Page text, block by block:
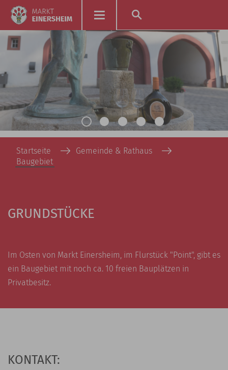
Startseite
Gemeinde & Rathaus
Baugebiet
GRUNDSTÜCKE
Im Osten von Markt Einersheim, im Flurstück "Point", gibt es
ein Baugebiet mit noch ca. 10 freien Bauplätzen in
Privatbesitz.
KONTAKT: